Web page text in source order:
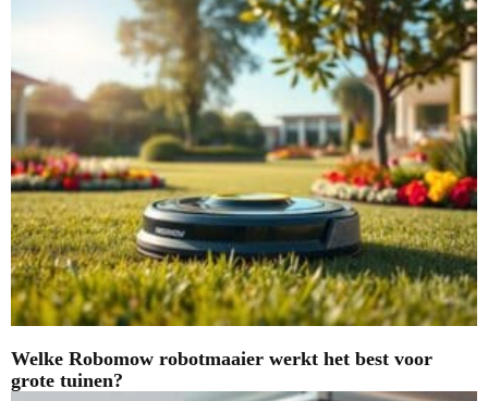
Welke Robomow robotmaaier werkt het best voor
grote tuinen?